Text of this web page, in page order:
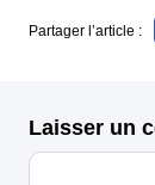
Partager l’article :
Laisser un